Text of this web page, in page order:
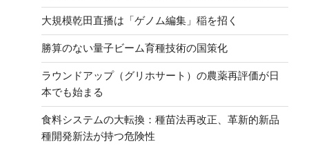
大規模乾田直播は「ゲノム編集」稲を招く
勝算のない量子ビーム育種技術の国策化
ラウンドアップ（グリホサート）の農薬再評価が日
本でも始まる
食料システムの大転換：種苗法再改正、革新的新品
種開発新法が持つ危険性